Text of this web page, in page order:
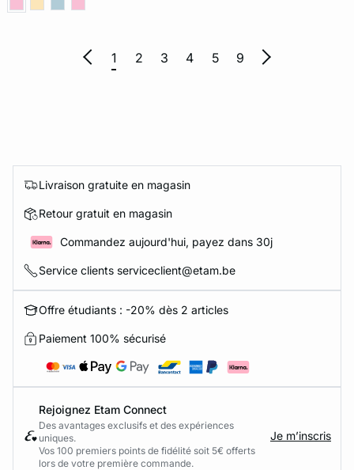
1 2 3 4 5 9
Livraison gratuite en magasin
Retour gratuit en magasin
Commandez aujourd'hui, payez dans 30j
Service clients serviceclient@etam.be
Offre étudiants : -20% dès 2 articles
Paiement 100% sécurisé
Rejoignez Etam Connect
Des avantages exclusifs et des expériences
uniques.
Vos 100 premiers points de fidélité soit 5€ offerts
lors de votre première commande.​
Je m’inscris